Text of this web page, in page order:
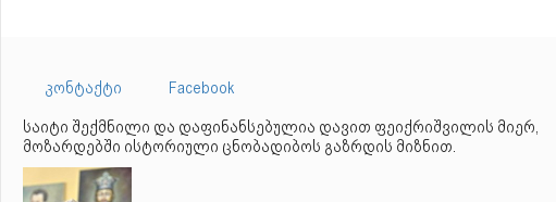
კონტაქტი
Facebook
საიტი შექმნილი და დაფინანსებულია დავით ფეიქრიშვილის მიერ,
მოზარდებში ისტორიული ცნობადიბოს გაზრდის მიზნით.